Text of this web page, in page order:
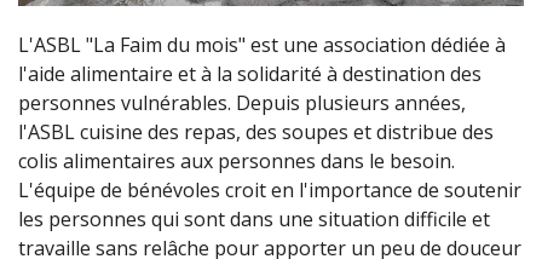
L'ASBL "La Faim du mois" est une association dédiée à
l'aide alimentaire et à la solidarité à destination des
personnes vulnérables. Depuis plusieurs années,
l'ASBL cuisine des repas, des soupes et distribue des
colis alimentaires aux personnes dans le besoin.
L'équipe de bénévoles croit en l'importance de soutenir
les personnes qui sont dans une situation difficile et
travaille sans relâche pour apporter un peu de douceur